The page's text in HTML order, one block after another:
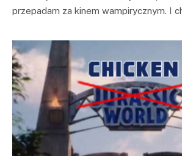
przepadam za kinem wampirycznym. I